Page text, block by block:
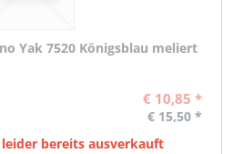
Yak 7520 Königsblau meliert
€ 10,85 *
€ 15,50 *
bereits ausverkauft